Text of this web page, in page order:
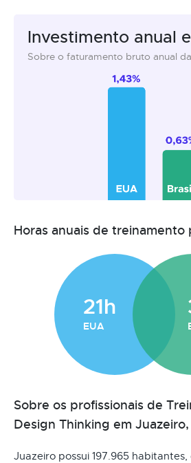
Investimento anual
Sobre o faturamento bruto anual
Horas anuais de
21h
EUA
Sobre os profissionais de
Design Thinking em
Juazeiro possui 197.965 habitantes,